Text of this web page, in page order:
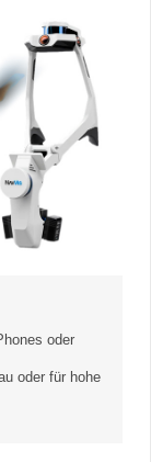
oder
oder für hohe